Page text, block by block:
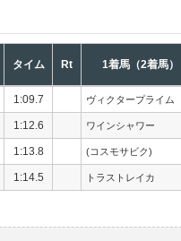
タイム Rt 1着馬（2着馬）
1:09.7 ヴィクタープライム
1:12.6 ワインシャワー
1:13.8 (コスモサビク)
1:14.5 トラストレイカ